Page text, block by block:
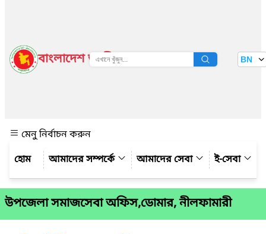
বাংলাদেশ জাতীয় তথ্য বাতায়ন BN
মেনু নির্বাচন করুন
আমাদের সম্পর্কে
আমাদের সেবা ই-সেবা
উপজেলা সমাজসেবা অফিস,ডোমার, নীলফামারী